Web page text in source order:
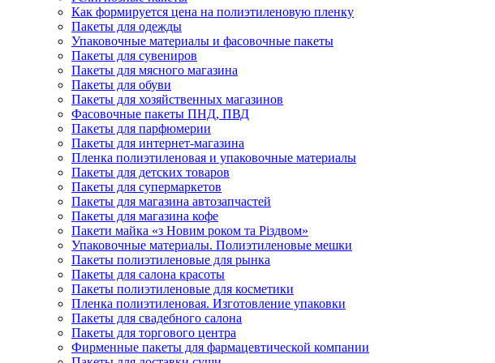
Как формируется цена на полиэтиленовую пленку
Пакеты для одежды
Упаковочные материалы и фасовочные пакеты
Пакеты для сувениров
Пакеты для мясного магазина
Пакеты для обуви
Пакеты для хозяйственных магазинов
Фасовочные пакеты ПНД, ПВД
Пакеты для парфюмерии
Пакеты для интернет-магазина
Пленка полиэтиленовая и упаковочные материалы
Пакеты для детских товаров
Пакеты для супермаркетов
Пакеты для магазина автозапчастей
Пакеты для магазина кофе
Пакети майка «з Новим роком та Різдвом»
Упаковочные материалы. Полиэтиленовые мешки
Пакеты полиэтиленовые для рынка
Пакеты для салона красоты
Пакеты полиэтиленовые для косметики
Пленка полиэтиленовая. Изготовление упаковки
Пакеты для свадебного салона
Пакеты для торгового центра
Фирменные пакеты для фармацевтической компании